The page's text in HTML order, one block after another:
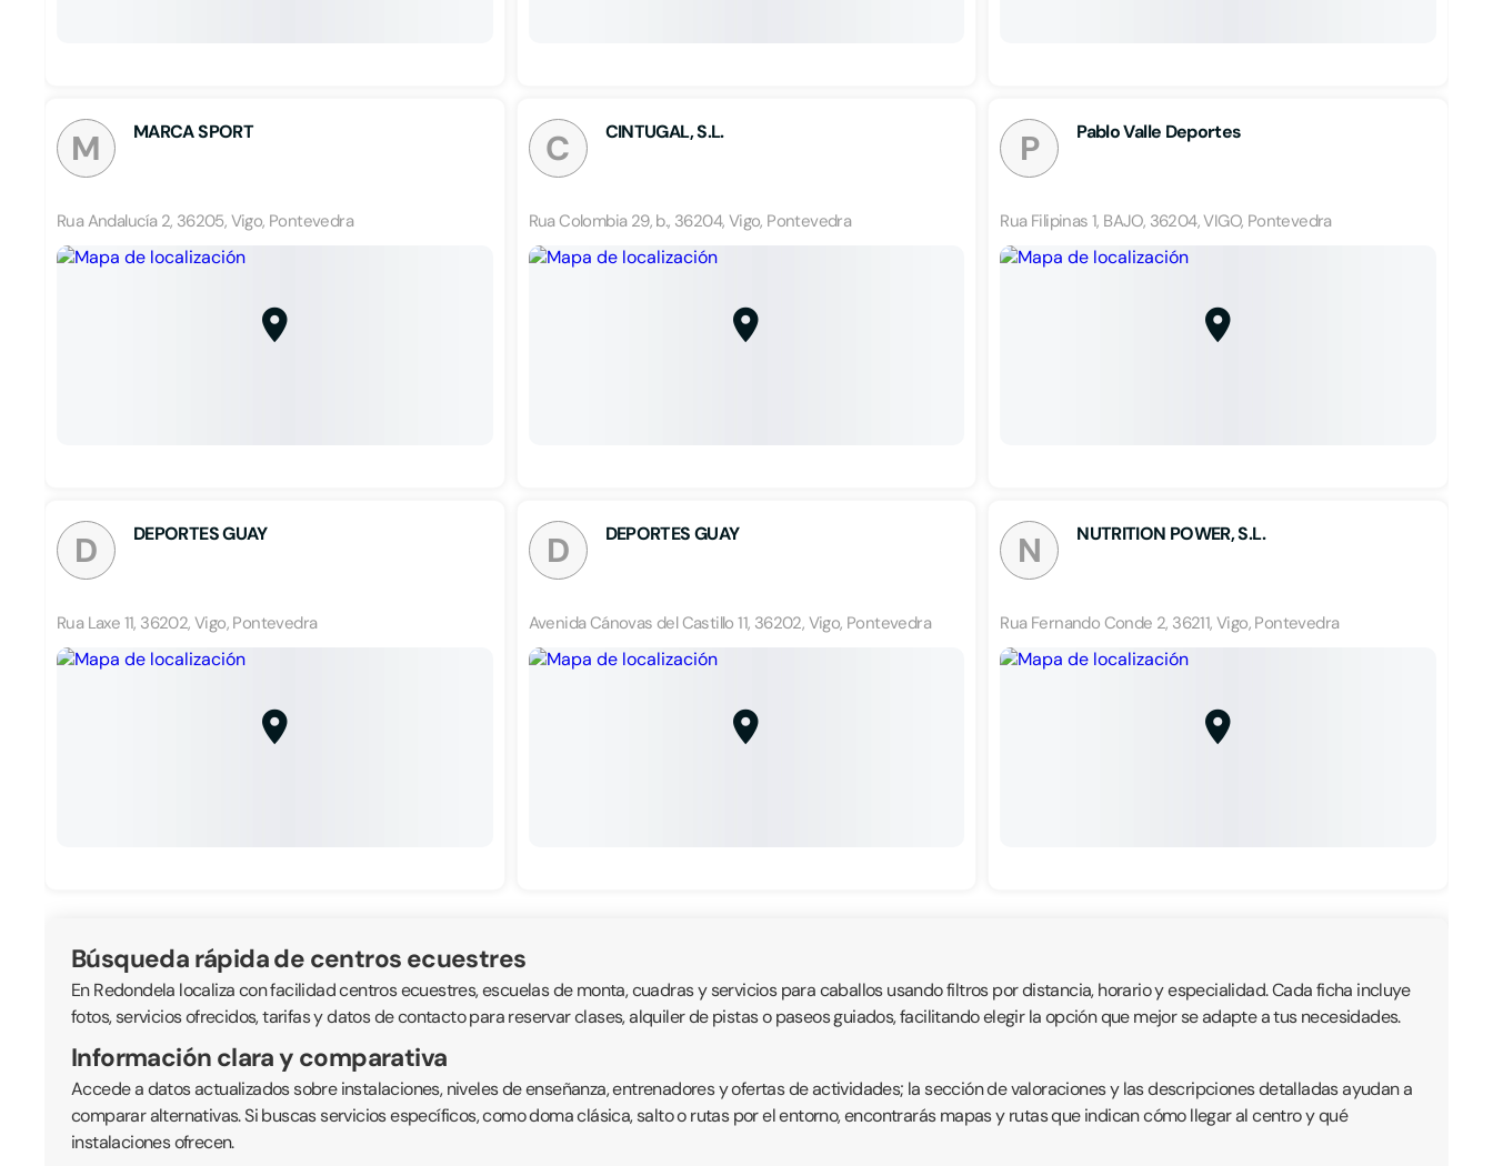
M MARCA SPORT
Rua Andalucía 2, 36205, Vigo, Pontevedra
C CINTUGAL, S.L.
Rua Colombia 29, b., 36204, Vigo, Pontevedra
P Pablo Valle Deportes
Rua Filipinas 1, BAJO, 36204, VIGO, Pontevedra
D DEPORTES GUAY
Rua Laxe 11, 36202, Vigo, Pontevedra
D DEPORTES GUAY
Avenida Cánovas del Castillo 11, 36202, Vigo, Pontevedra
N NUTRITION POWER, S.L.
Rua Fernando Conde 2, 36211, Vigo, Pontevedra
Búsqueda rápida de centros ecuestres
En Redondela localiza con facilidad centros ecuestres, escuelas de monta, cuadras y servicios para caballos usando filtros por distancia, horario y especialidad. Cada ficha incluye
fotos, servicios ofrecidos, tarifas y datos de contacto para reservar clases, alquiler de pistas o paseos guiados, facilitando elegir la opción que mejor se adapte a tus necesidades.
Información clara y comparativa
Accede a datos actualizados sobre instalaciones, niveles de enseñanza, entrenadores y ofertas de actividades; la sección de valoraciones y las descripciones detalladas ayudan a
comparar alternativas. Si buscas servicios específicos, como doma clásica, salto o rutas por el entorno, encontrarás mapas y rutas que indican cómo llegar al centro y qué
instalaciones ofrecen.